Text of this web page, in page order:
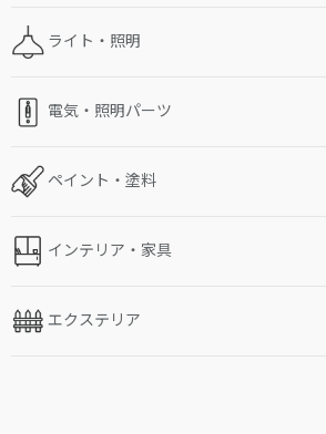
ライト・照明
電気・照明パーツ
ペイント・塗料
インテリア・家具
エクステリア